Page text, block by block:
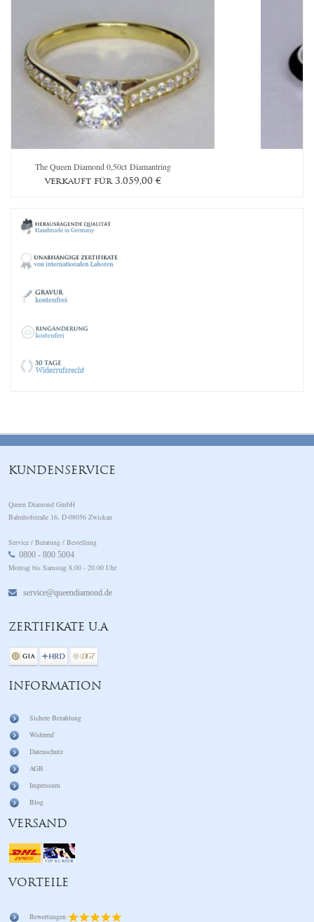
The Queen Diamond 0,50ct Diamantring
verkauft für3.059,00€
KUNDENSERVICE
Queen Diamond GmbH
Bahnhofstraße 16, D-08056 Zwickau
Service / Beratung / Bestellung
0800 - 800 5004
Montag bis Samstag 8.00 - 20.00 Uhr
service@queendiamond.de
ZERTIFIKATE U.A
INFORMATION
Sichere Bezahlung
Widerruf
Datenschutz
AGB
Impressum
Blog
VERSAND
VORTEILE
Bewertungen